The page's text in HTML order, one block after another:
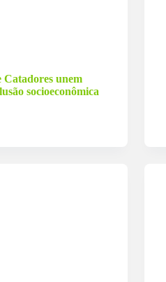
unem
socioeconômica